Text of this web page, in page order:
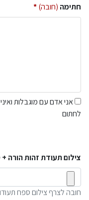
חתימה (חובה)
אני אדם עם מוגבלות
לחתום
צילום תעודת זהות הורה
חובה לצרף צילום ספח